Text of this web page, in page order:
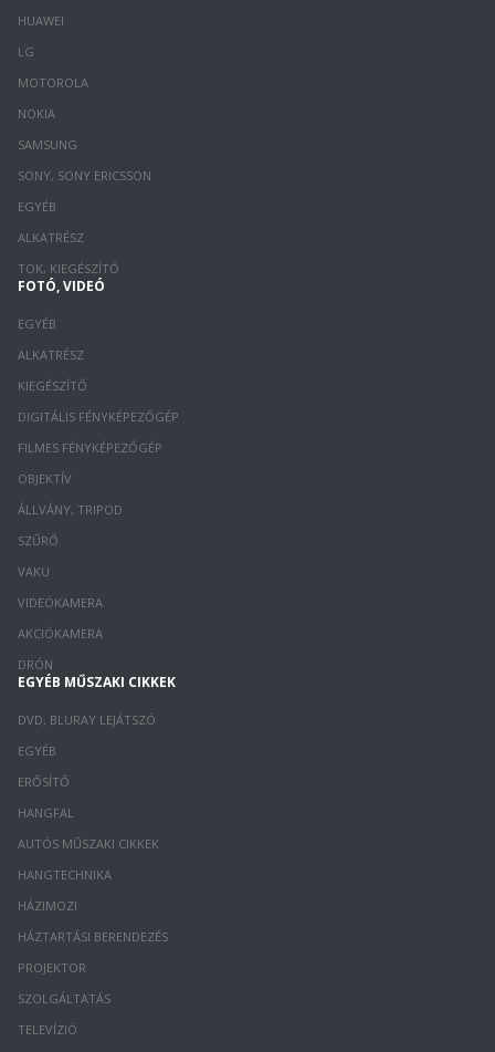
HUAWEI
LG
MOTOROLA
NOKIA
SAMSUNG
SONY, SONY ERICSSON
EGYÉB
ALKATRÉSZ
TOK, KIEGÉSZÍTŐ
FOTÓ, VIDEÓ
EGYÉB
ALKATRÉSZ
KIEGÉSZÍTŐ
DIGITÁLIS FÉNYKÉPEZŐGÉP
FILMES FÉNYKÉPEZŐGÉP
OBJEKTÍV
ÁLLVÁNY, TRIPOD
SZŰRŐ
VAKU
VIDEÓKAMERA
AKCIÓKAMERA
DRÓN
EGYÉB MŰSZAKI CIKKEK
DVD, BLURAY LEJÁTSZÓ
EGYÉB
ERŐSÍTŐ
HANGFAL
AUTÓS MŰSZAKI CIKKEK
HANGTECHNIKA
HÁZIMOZI
HÁZTARTÁSI BERENDEZÉS
PROJEKTOR
SZOLGÁLTATÁS
TELEVÍZIÓ